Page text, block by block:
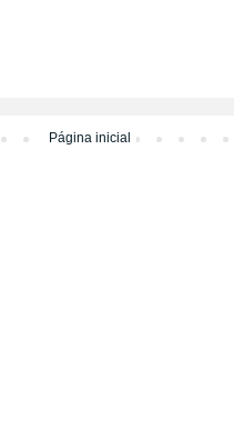
Página inicial